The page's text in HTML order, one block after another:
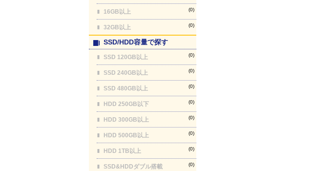
16GB以上 (0)
32GB以上 (0)
SSD/HDD容量で探す
SSD 120GB以上 (0)
SSD 240GB以上 (0)
SSD 480GB以上 (0)
HDD 250GB以下 (0)
HDD 300GB以上 (0)
HDD 500GB以上 (0)
HDD 1TB以上 (0)
SSD&HDDダブル搭載 (0)